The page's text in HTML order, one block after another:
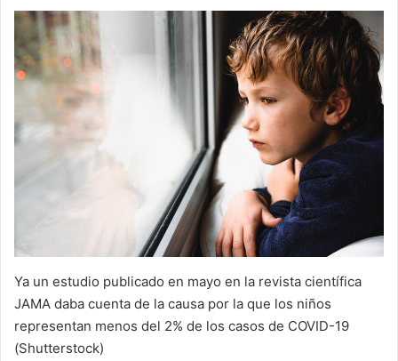
Ya un estudio publicado en mayo en la revista científica
JAMA daba cuenta de la causa por la que los niños
representan menos del 2% de los casos de COVID-19
(Shutterstock)